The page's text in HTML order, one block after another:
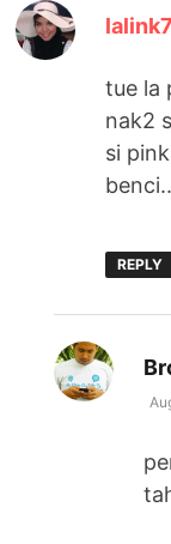
lalink7
tue la
nak2
si
benci..
REPLY